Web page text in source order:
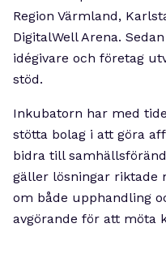
Region Värmland,
DigitalWell Arena.
idégivare och företag
stöd.
Inkubatorn har med
stötta bolag i att göra
bidra till
gäller lösningar riktade
om både upphandling
avgörande för att möta